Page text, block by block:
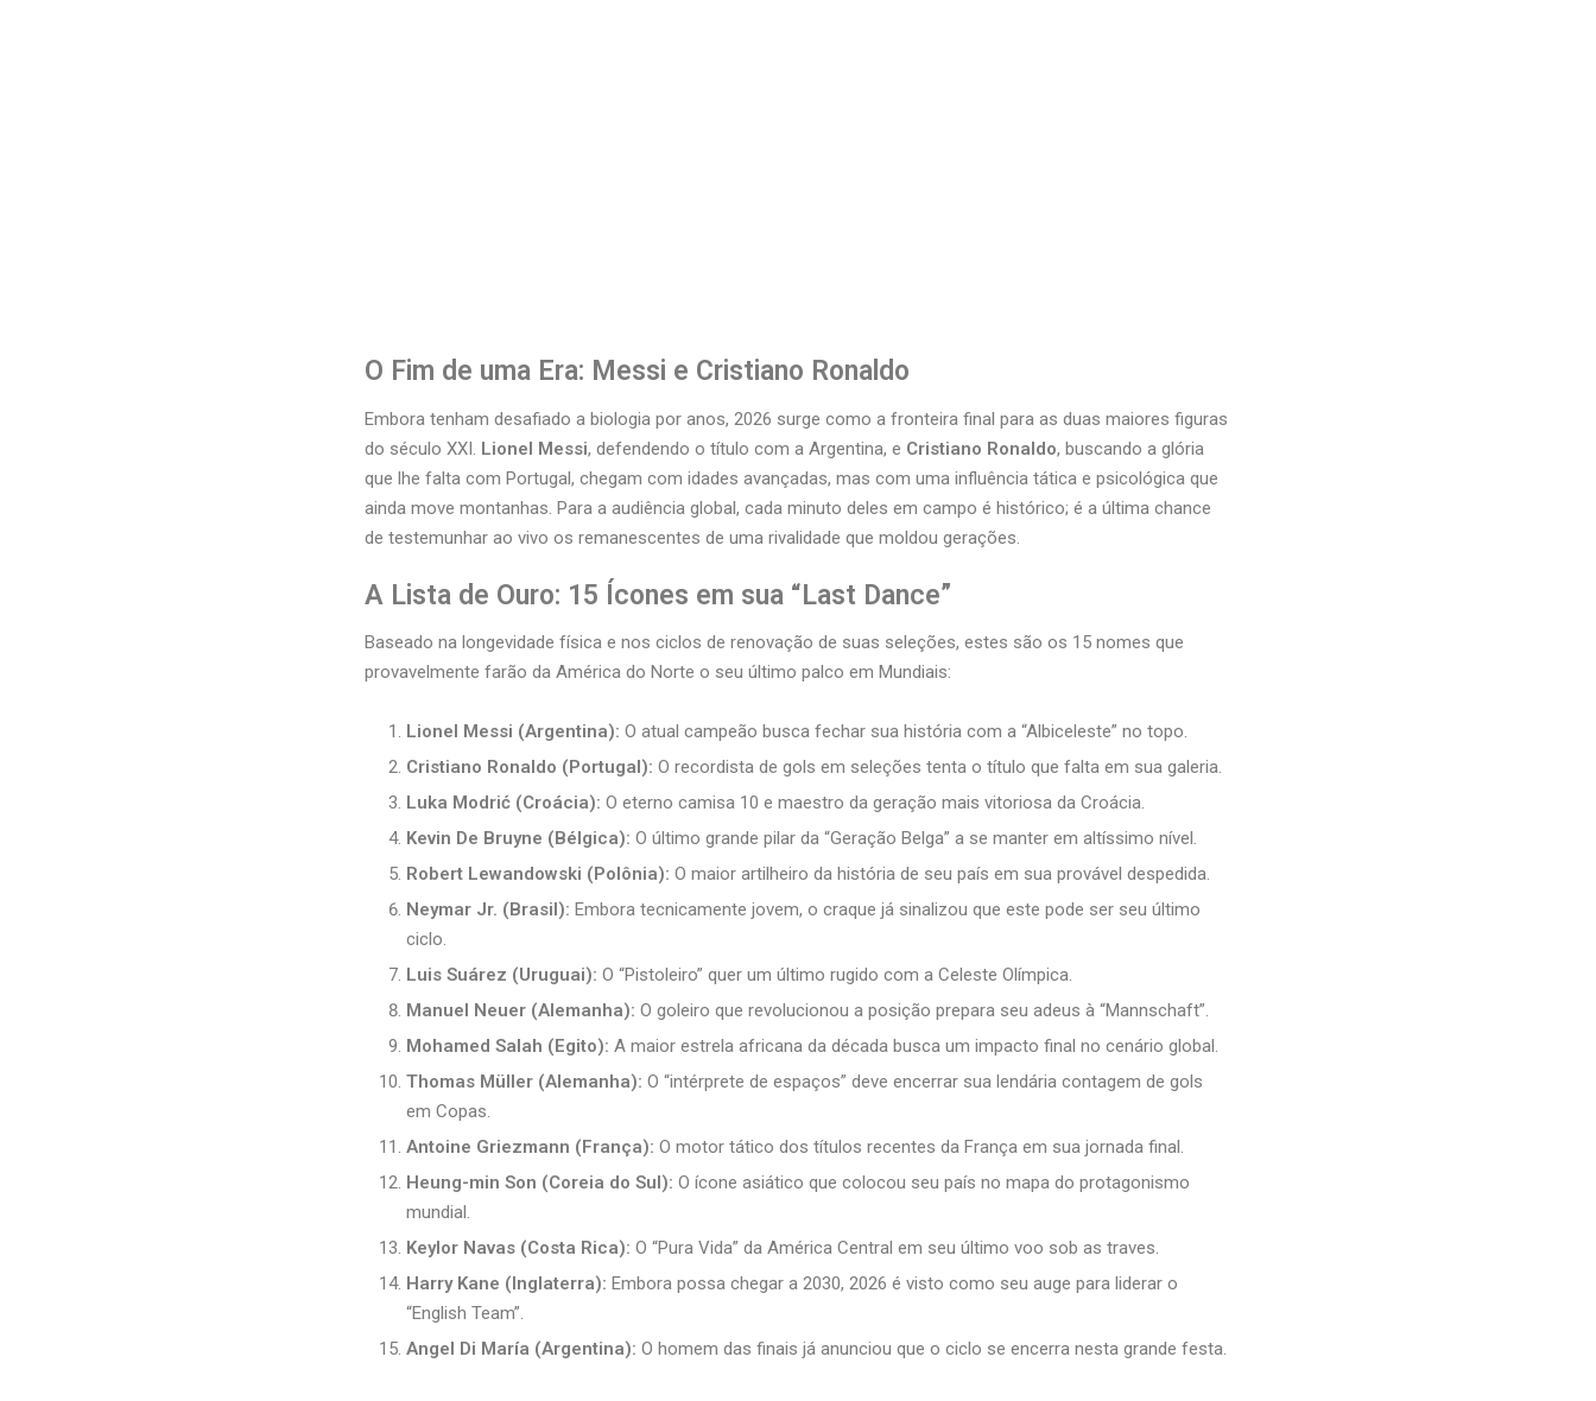
O Fim de uma Era: Messi e Cristiano Ronaldo
Embora tenham desafiado a biologia por anos, 2026 surge como a fronteira final para as duas maiores figuras
do século XXI. Lionel Messi, defendendo o título com a Argentina, e Cristiano Ronaldo, buscando a glória
que lhe falta com Portugal, chegam com idades avançadas, mas com uma influência tática e psicológica que
ainda move montanhas. Para a audiência global, cada minuto deles em campo é histórico; é a última chance
de testemunhar ao vivo os remanescentes de uma rivalidade que moldou gerações.
A Lista de Ouro: 15 Ícones em sua “Last Dance”
Baseado na longevidade física e nos ciclos de renovação de suas seleções, estes são os 15 nomes que
provavelmente farão da América do Norte o seu último palco em Mundiais:
Lionel Messi (Argentina): O atual campeão busca fechar sua história com a “Albiceleste” no topo.
Cristiano Ronaldo (Portugal): O recordista de gols em seleções tenta o título que falta em sua galeria.
Luka Modrić (Croácia): O eterno camisa 10 e maestro da geração mais vitoriosa da Croácia.
Kevin De Bruyne (Bélgica): O último grande pilar da “Geração Belga” a se manter em altíssimo nível.
Robert Lewandowski (Polônia): O maior artilheiro da história de seu país em sua provável despedida.
Neymar Jr. (Brasil): Embora tecnicamente jovem, o craque já sinalizou que este pode ser seu último
ciclo.
Luis Suárez (Uruguai): O “Pistoleiro” quer um último rugido com a Celeste Olímpica.
Manuel Neuer (Alemanha): O goleiro que revolucionou a posição prepara seu adeus à “Mannschaft”.
Mohamed Salah (Egito): A maior estrela africana da década busca um impacto final no cenário global.
Thomas Müller (Alemanha): O “intérprete de espaços” deve encerrar sua lendária contagem de gols
em Copas.
Antoine Griezmann (França): O motor tático dos títulos recentes da França em sua jornada final.
Heung-min Son (Coreia do Sul): O ícone asiático que colocou seu país no mapa do protagonismo
mundial.
Keylor Navas (Costa Rica): O “Pura Vida” da América Central em seu último voo sob as traves.
Harry Kane (Inglaterra): Embora possa chegar a 2030, 2026 é visto como seu auge para liderar o
“English Team”.
Angel Di María (Argentina): O homem das finais já anunciou que o ciclo se encerra nesta grande festa.